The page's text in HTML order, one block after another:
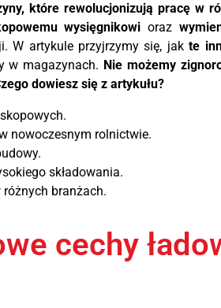
które rewolucjonizują pracę w
wysięgnikowi oraz
W artykule przyjrzymy się, jakte
w magazynach. Nie możemy
dowiesz się z artykułu?
nowoczesnym rolnictwie.
składowania.
branżach.
cechy